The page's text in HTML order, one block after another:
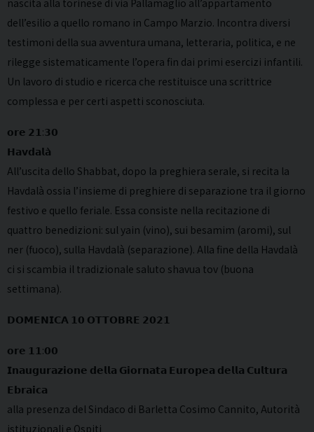
dell’esilio a quello romano in Campo Marzio. Incontra diversi
testimoni della sua avventura umana, letteraria, politica, e ne
rilegge sistematicamente l’opera fin dai primi esercizi infantili.
Un lavoro di studio e ricerca che restituisce una scrittrice
complessa e per certi aspetti sconosciuta.
𝗼𝗿𝗲 𝟮𝟭:𝟯𝟬
𝗛𝗮𝘃𝗱𝗮𝗹𝗮̀
All’uscita dello Shabbat, dopo la preghiera serale, si recita la
Havdalà ossia l’insieme di preghiere di separazione tra il giorno
festivo e quello feriale. Essa consiste nella recitazione di
quattro benedizioni: sul yain (vino), sui besamim (aromi), sul
ner (fuoco), sulla Havdalà (separazione). Alla fine della Havdalà
ci si scambia il tradizionale saluto shavua tov (buona
settimana).
𝗗𝗢𝗠𝗘𝗡𝗜𝗖𝗔 𝟭𝟬 𝗢𝗧𝗧𝗢𝗕𝗥𝗘 𝟮𝟬𝟮𝟭
𝗼𝗿𝗲 𝟭𝟭:𝟬𝟬
𝗜𝗻𝗮𝘂𝗴𝘂𝗿𝗮𝘇𝗶𝗼𝗻𝗲 𝗱𝗲𝗹𝗹𝗮 𝗚𝗶𝗼𝗿𝗻𝗮𝘁𝗮 𝗘𝘂𝗿𝗼𝗽𝗲𝗮 𝗱𝗲𝗹𝗹𝗮 𝗖𝘂𝗹𝘁𝘂𝗿𝗮
𝗘𝗯𝗿𝗮𝗶𝗰𝗮
alla presenza del Sindaco di Barletta Cosimo Cannito, Autorità
istituzionali e Ospiti